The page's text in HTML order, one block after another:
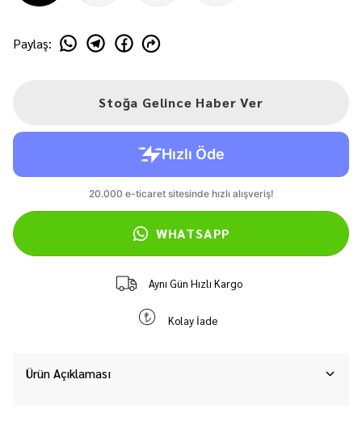
Paylaş:
Stoğa Gelince Haber Ver
WHATSAPP
Aynı Gün Hızlı Kargo
Kolay İade
Ürün Açıklaması